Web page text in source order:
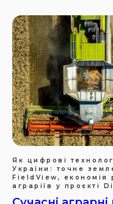
Як цифрові
України: точне
FieldView, економія
аграріїв у проєкті